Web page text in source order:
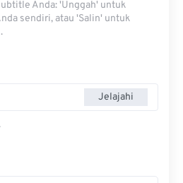
Anda: 'Unggah' untuk
sendiri, atau 'Salin' untuk
Jelajahi